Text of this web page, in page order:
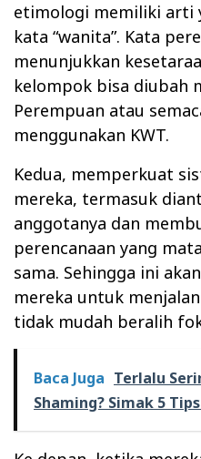
etimologi memiliki arti
kata “wanita”. Kata
menunjukkan
kelompok bisa diubah
Perempuan atau
menggunakan KWT.
Kedua, memperkuat
mereka, termasuk
anggotanya dan
perencanaan yang
sama. Sehingga ini
mereka untuk
tidak mudah beralih
Baca Juga Terlalu
Shaming? Simak 5